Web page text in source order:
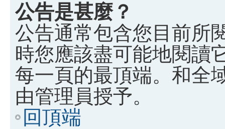
公告是甚麼？
公告通常包含您目前所
時您應該盡可能地閱讀
每一頁的最頂端。和全
由管理員授予。
回頂端